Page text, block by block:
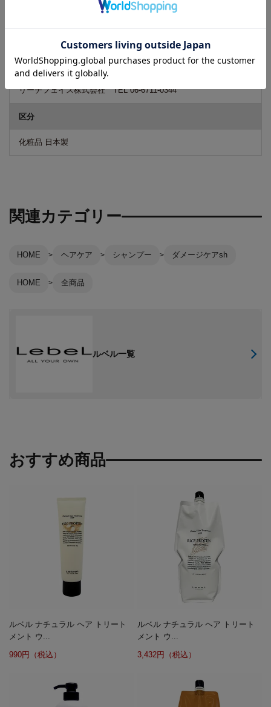
商品のデザイン・パッケージ等は予告なく変更される場合がござ
広告文責
リーチフェイス株式会社 TEL 06-6711-0344
区分
化粧品 日本製
関連カテゴリー
HOME ヘアケア シャンプー ダメージケアsh
HOME 全商品
ルベル一覧
おすすめ商品
ルベル ナチュラル ヘア トリート
メント ウ...
990円（税込）
ルベル ナチュラル ヘア トリート
メント ウ...
3,432円（税込）